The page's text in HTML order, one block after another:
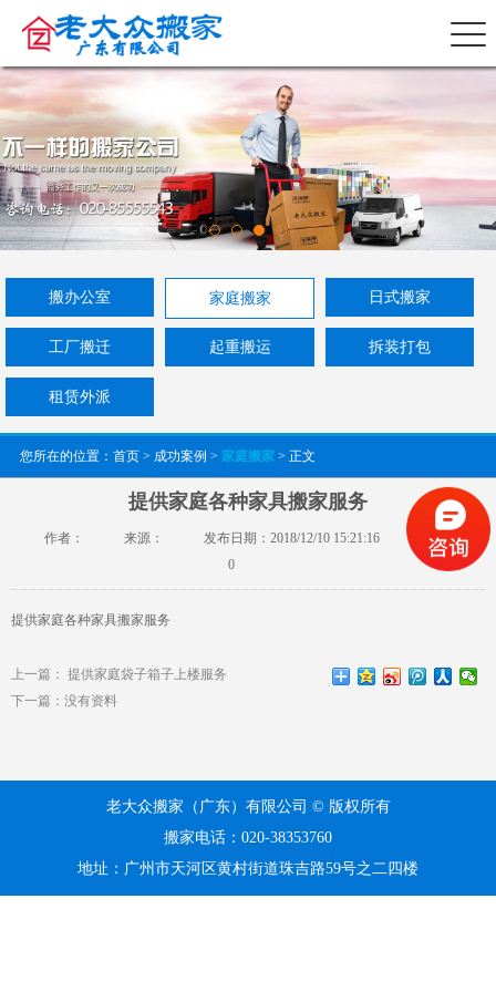
搬办公室 家庭搬家 日式搬家
工厂搬迁 起重搬运 拆装打包
租赁外派
您所在的位置： 首页 > 成功案例 > 家庭搬家 > 正文
提供家庭各种家具搬家服务
作者： 来源： 发布日期：2018/12/10 15:21:16
浏览：
0
提供家庭各种家具搬家服务
上一篇： 提供家庭袋子箱子上楼服务
下一篇： 没有资料
老大众搬家（广东）有限公司 © 版权所有
搬家电话：020-38353760
地址：广州市天河区黄村街道珠吉路59号之二四楼